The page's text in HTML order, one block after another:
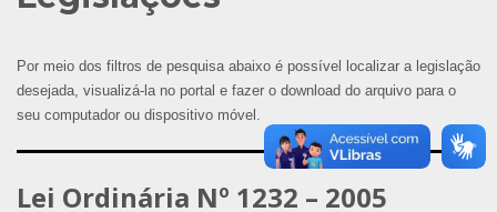
Por meio dos filtros de pesquisa abaixo é possível localizar a legislação
desejada, visualizá-la no portal e fazer o download do arquivo para o
seu computador ou dispositivo móvel.
Lei Ordinária Nº 1232 – 2005